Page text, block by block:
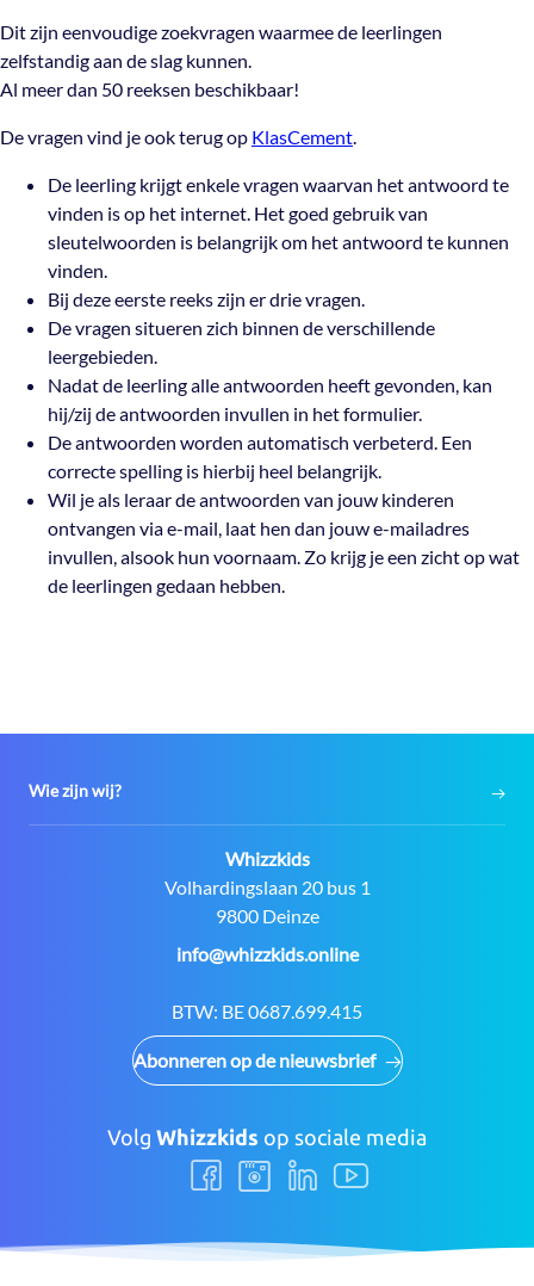
Dit zijn eenvoudige zoekvragen waarmee de leerlingen
zelfstandig aan de slag kunnen.
Al meer dan 50 reeksen beschikbaar!
De vragen vind je ook terug op KlasCement.
De leerling krijgt enkele vragen waarvan het antwoord te
vinden is op het internet. Het goed gebruik van
sleutelwoorden is belangrijk om het antwoord te kunnen
vinden.
Bij deze eerste reeks zijn er drie vragen.
De vragen situeren zich binnen de verschillende
leergebieden.
Nadat de leerling alle antwoorden heeft gevonden, kan
hij/zij de antwoorden invullen in het formulier.
De antwoorden worden automatisch verbeterd. Een
correcte spelling is hierbij heel belangrijk.
Wil je als leraar de antwoorden van jouw kinderen
ontvangen via e-mail, laat hen dan jouw e-mailadres
invullen, alsook hun voornaam. Zo krijg je een zicht op wat
de leerlingen gedaan hebben.
Wie zijn wij?
Contact:
Whizzkids
Adres:
Volhardingslaan 20 bus 1
9800 Deinze
E-
info@whizzkids.online
BTW: BE 0687.699.415
Abonneren op de nieuwsbrief
Volg Whizzkids op sociale media
Volg
ons
Volg
ons
Volg
ons
Volg
ons